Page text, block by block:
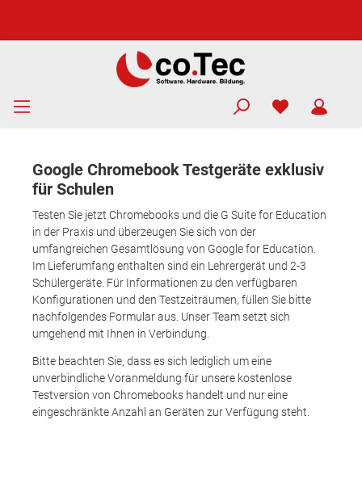
Google Chromebook Testgeräte exklusiv
für Schulen
Testen Sie jetzt Chromebooks und die G Suite for Education
in der Praxis und überzeugen Sie sich von der
umfangreichen Gesamtlösung von Google for Education.
Im Lieferumfang enthalten sind ein Lehrergerät und 2-3
Schülergeräte. Für Informationen zu den verfügbaren
Konfigurationen und den Testzeiträumen, füllen Sie bitte
nachfolgendes Formular aus. Unser Team setzt sich
umgehend mit Ihnen in Verbindung.
Bitte beachten Sie, dass es sich lediglich um eine
unverbindliche Voranmeldung für unsere kostenlose
Testversion von Chromebooks handelt und nur eine
eingeschränkte Anzahl an Geräten zur Verfügung steht.